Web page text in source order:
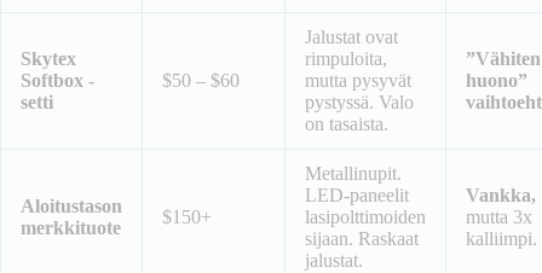
Skytex
Softbox -
setti
$50 – $60
Jalustat ovat
rimpuloita,
mutta pysyvät
pystyssä. Valo
on tasaista.
”Vähiten
huono”
Aloitustason
merkkituote
$150+
Metallinupit.
LED-paneelit
lasipolttimoiden
sijaan. Raskaat
jalustat.
Vankka,
mutta 3x
kalliimpi.